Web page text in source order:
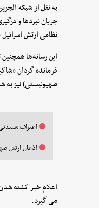
به نقل از شبکه
جریان نبردها و
نظامی ارتش
این رسانه‌ها
فرمانده گردان
صهیونیستی) نیز
اعتراف
اذعان ارتش
اعلام خبر کشته
می گیرد.